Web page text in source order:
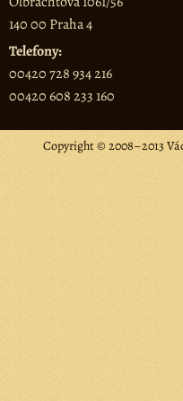
140 00 Praha 4
Telefony:
00420 728 934 216
00420 608 233 160
Copyright © 2008–2013